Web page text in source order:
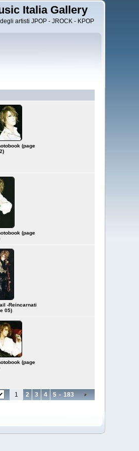
Italia Gallery
artisti JPOP - JROCK - KPOP
(page
(page
-Reincarnati
05)
(page
1 2 3 4 5 - 183